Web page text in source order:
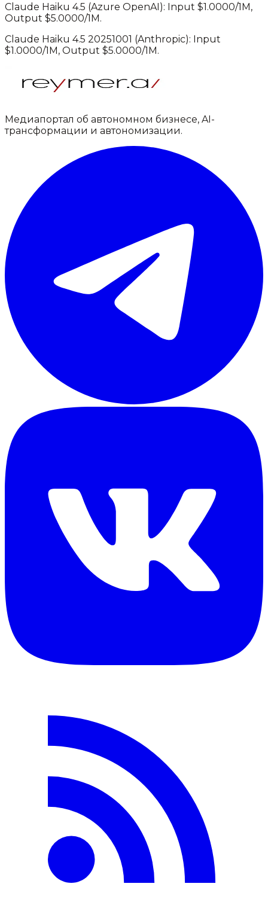
Claude Haiku 4.5 (Azure OpenAI): Input $1.0000/1M,
Output $5.0000/1M.
Claude Haiku 4.5 20251001 (Anthropic): Input
$1.0000/1M, Output $5.0000/1M.
Медиапортал об автономном бизнесе, AI-
трансформации и автономизации.